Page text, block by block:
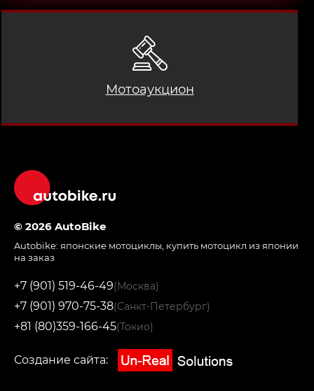
Мотоаукцион
© 2026 AutoBike
Autobike: японские мотоциклы купить мотоцикл из японии
на заказ
+7 (901) 519-46-49(Москва)
+7 (901) 970-75-38(Санкт-Петербург)
+81 (80)359-166-45(Токио)
Создание сайта: